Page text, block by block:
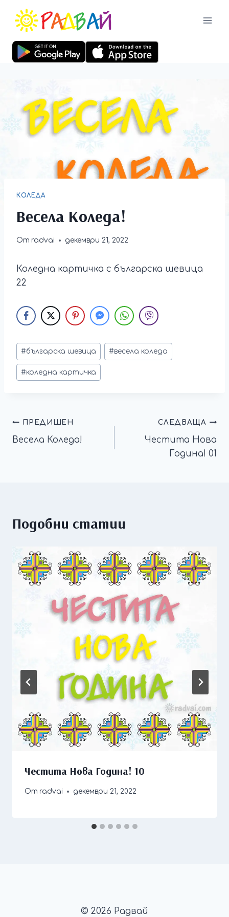
КОЛЕДА
Весела Коледа!
От radvai декември 21, 2022
Коледна картичка с българска шевица
22
#българска шевица #весела коледа
#коледна картичка
ПРЕДИШЕН
Весела Коледа!
СЛЕДВАЩА
Честита Нова
Година! 01
Подобни статии
Честита Нова Година! 10
От radvai декември 21, 2022
© 2026 Радвай